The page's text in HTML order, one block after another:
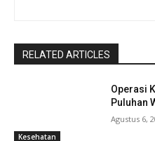
RELATED ARTICLES
Kesehatan
Operasi
Puluhan
Agustus 6,